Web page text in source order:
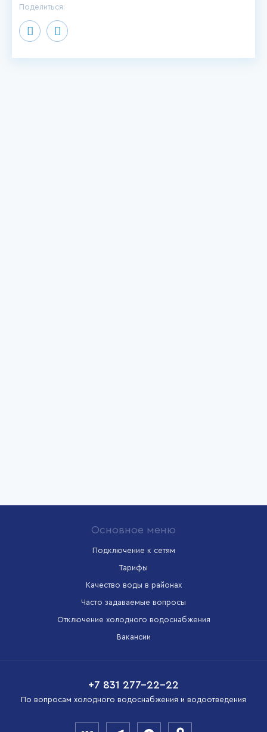
Поделиться:
Основное меню
Подключение к сетям
Тарифы
Качество воды в районах
Часто задаваемые вопросы
Отключение холодного водоснабжения
Вакансии
+7 831 277-22-22
По вопросам холодного водоснабжения и водоотведения